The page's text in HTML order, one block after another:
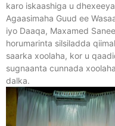
karo iskaashiga u
Agaasimaha Guud ee
iyo Daaqa, Maxamed
horumarinta silsiladda
saarka xoolaha, kor u
sugnaanta cunnada
dalka.